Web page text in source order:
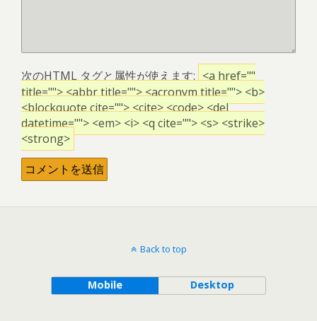
次のHTML タグと属性が使えます: <a href=""
title=""> <abbr title=""> <acronym title=""> <b>
<blockquote cite=""> <cite> <code> <del
datetime=""> <em> <i> <q cite=""> <s> <strike>
<strong>
Back to top
Mobile Desktop